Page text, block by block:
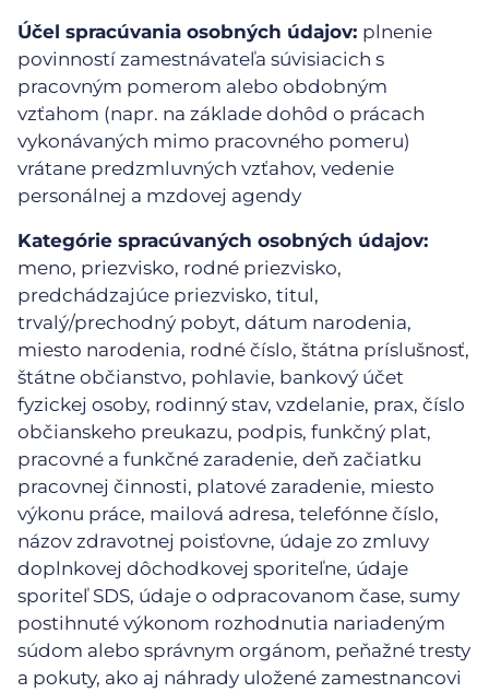
Účel spracúvania osobných údajov: plnenie
povinností zamestnávateľa súvisiacich s
pracovným pomerom alebo obdobným
vzťahom (napr. na základe dohôd o prácach
vykonávaných mimo pracovného pomeru)
vrátane predzmluvných vzťahov, vedenie
personálnej a mzdovej agendy
Kategórie spracúvaných osobných údajov:
meno, priezvisko, rodné priezvisko,
predchádzajúce priezvisko, titul,
trvalý/prechodný pobyt, dátum narodenia,
miesto narodenia, rodné číslo, štátna príslušnosť,
štátne občianstvo, pohlavie, bankový účet
fyzickej osoby, rodinný stav, vzdelanie, prax, číslo
občianskeho preukazu, podpis, funkčný plat,
pracovné a funkčné zaradenie, deň začiatku
pracovnej činnosti, platové zaradenie, miesto
výkonu práce, mailová adresa, telefónne číslo,
názov zdravotnej poisťovne, údaje zo zmluvy
doplnkovej dôchodkovej sporiteľne, údaje
sporiteľ SDS, údaje o odpracovanom čase, sumy
postihnuté výkonom rozhodnutia nariadeným
súdom alebo správnym orgánom, peňažné tresty
a pokuty, ako aj náhrady uložené zamestnancovi